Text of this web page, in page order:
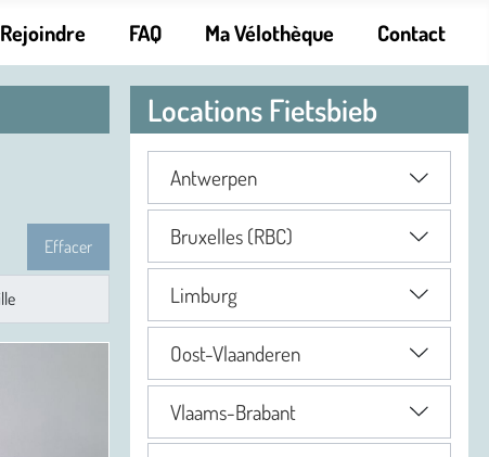
Rejoindre FAQ Ma Vélothèque Contact
Effacer
Locations Fietsbieb
Antwerpen
Bruxelles (RBC)
Limburg
Oost-Vlaanderen
Vlaams-Brabant